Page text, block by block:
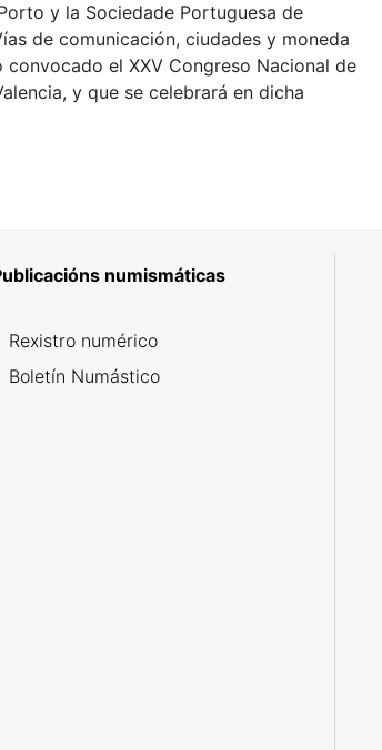
y la Sociedade Portuguesa de
de comunicación, ciudades y moneda
el XXV Congreso Nacional de
y que se celebrará en dicha
numismáticas
Rexistro numérico
Boletín Numástico